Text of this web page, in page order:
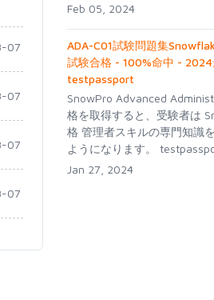
07
07
07
07
Feb 05, 2024
ADA-C01試験問題集
試験合格 - 100%命中 -
testpassport
SnowPro Advanced
格を取得すると、受験者は
格 管理者スキルの専門知識
ようになります。
Jan 27, 2024